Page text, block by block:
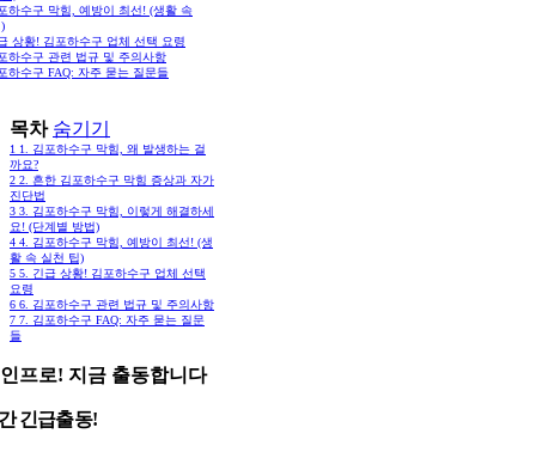
하수구 막힘, 예방이 최선! (생활 속
상황! 김포하수구 업체 선택 요령
하수구 관련 법규 및 주의사항
하수구 FAQ: 자주 묻는 질문들
목차 숨기기
1 1. 김포하수구 막힘, 왜 발생하는 걸
까요?
2 2. 흔한 김포하수구 막힘 증상과 자가
진단법
3 3. 김포하수구 막힘, 이렇게 해결하세
요! (단계별 방법)
4 4. 김포하수구 막힘, 예방이 최선! (생
활 속 실천 팁)
5 5. 긴급 상황! 김포하수구 업체 선택
요령
6 6. 김포하수구 관련 법규 및 주의사항
7 7. 김포하수구 FAQ: 자주 묻는 질문
들
프로! 지금 출동합니다
긴급출동!